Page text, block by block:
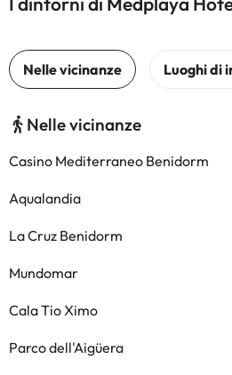
Nelle vicinanze
Casino Mediterraneo Benidorm
Aqualandia
La Cruz Benidorm
Mundomar
Cala Tio Ximo
Parco dell'Aigüera